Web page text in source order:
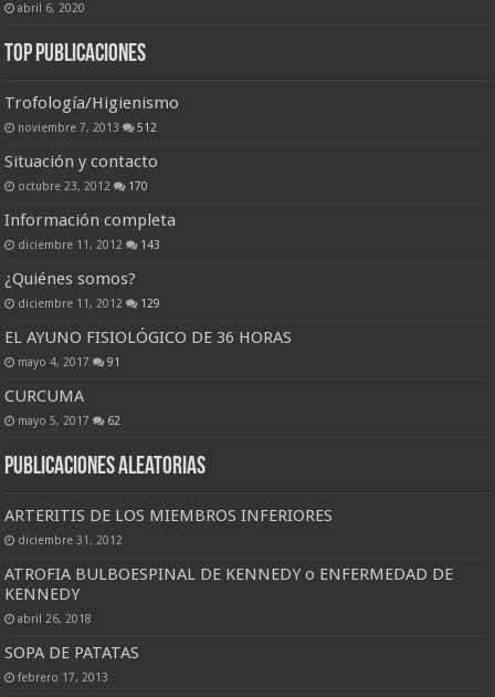
abril 6, 2020
Top Publicaciones
Trofología/Higienismo
noviembre 7, 2013 512
Situación y contacto
octubre 23, 2012 170
Información completa
diciembre 11, 2012 143
¿Quiénes somos?
diciembre 11, 2012 129
EL AYUNO FISIOLÓGICO DE 36 HORAS
mayo 4, 2017 91
CURCUMA
mayo 5, 2017 62
Publicaciones Aleatorias
ARTERITIS DE LOS MIEMBROS INFERIORES
diciembre 31, 2012
ATROFIA BULBOESPINAL DE KENNEDY o ENFERMEDAD DE
KENNEDY
abril 26, 2018
SOPA DE PATATAS
febrero 17, 2013